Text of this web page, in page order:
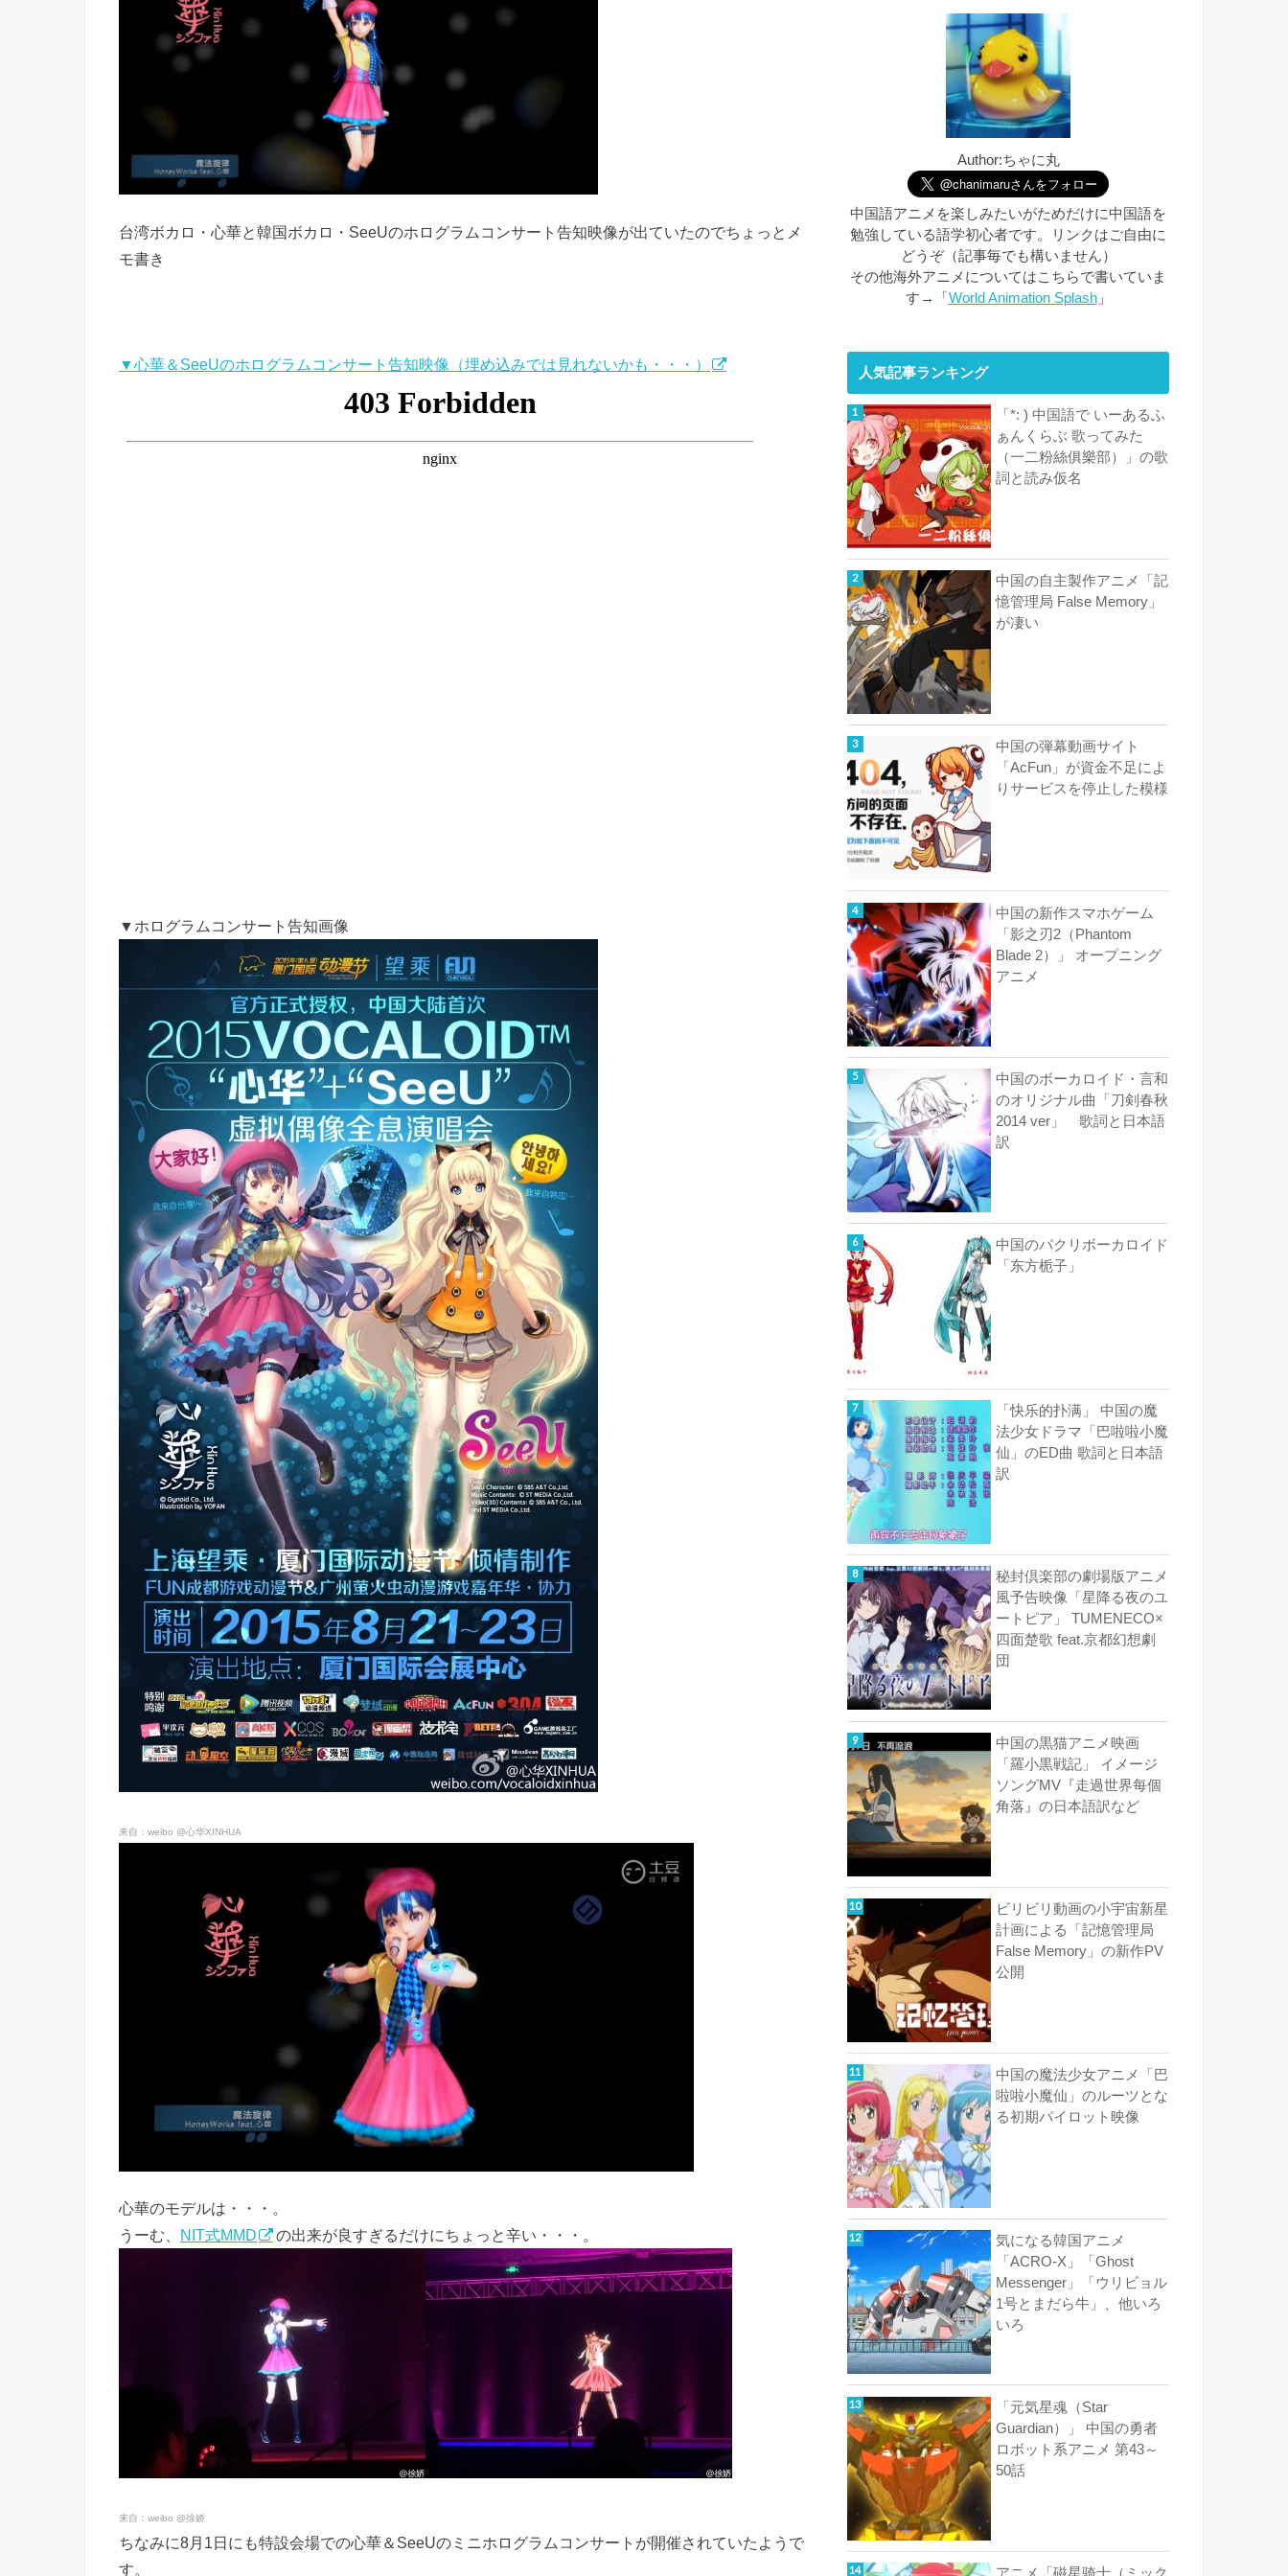
台湾ボカロ・心華と韓国ボカロ・SeeUのホログラムコンサート告知映像が出ていたのでちょっとメ
モ書き
▼心華＆SeeUのホログラムコンサート告知映像（埋め込みでは見れないかも・・・）
▼ホログラムコンサート告知画像
来自：weibo @心华XINHUA
心華のモデルは・・・。
うーむ、 NIT式MMD の出来が良すぎるだけにちょっと辛い・・・。
来自：weibo @徐娇
ちなみに8月1日にも特設会場での心華＆SeeUのミニホログラムコンサートが開催されていたようで
す。
Author:ちゃに丸
中国語アニメを楽しみたいがためだけに中国語を
勉強している語学初心者です。リンクはご自由に
どうぞ（記事毎でも構いません）
その他海外アニメについてはこちらで書いていま
す→「 World Animation Splash」
人気記事ランキング
「*: ) 中国語で いーあるふ
ぁんくらぶ 歌ってみた
（一二粉絲俱樂部）」の歌
詞と読み仮名
中国の自主製作アニメ「記
憶管理局 False Memory」
が凄い
中国の弾幕動画サイト
「AcFun」が資金不足によ
りサービスを停止した模様
中国の新作スマホゲーム
「影之刃2（Phantom
Blade 2）」 オープニング
アニメ
中国のボーカロイド・言和
のオリジナル曲「刀剣春秋
2014 ver」 歌詞と日本語
訳
中国のパクリボーカロイド
「东方栀子」
「快乐的扑满」 中国の魔
法少女ドラマ「巴啦啦小魔
仙」のED曲 歌詞と日本語
訳
秘封倶楽部の劇場版アニメ
風予告映像「星降る夜のユ
ートピア」 TUMENECO×
四面楚歌 feat.京都幻想劇
団
中国の黒猫アニメ映画
「羅小黒戦記」 イメージ
ソングMV『走過世界每個
角落』の日本語訳など
ビリビリ動画の小宇宙新星
計画による「記憶管理局
False Memory」の新作PV
公開
中国の魔法少女アニメ「巴
啦啦小魔仙」のルーツとな
る初期パイロット映像
気になる韓国アニメ
「ACRO-X」「Ghost
Messenger」「ウリビョル
1号とまだら牛」、他いろ
いろ
「元気星魂（Star
Guardian）」 中国の勇者
ロボット系アニメ 第43～
50話
アニメ「磁星骑士（ミック